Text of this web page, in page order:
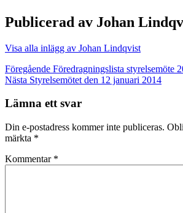
Publicerad av Johan
Visa alla inlägg av Johan Lindqvist
Inläggsnavigering
Föregående Föredragningslista styrelsemöte
Nästa Styrelsemötet den 12 januari 2014
Lämna ett svar
Din e-postadress kommer inte publiceras.
märkta *
Kommentar *